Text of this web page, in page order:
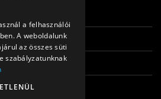
RÓLUNK
REFERENCIÁK
KAPCSOLAT
a felhasználói
A weboldalunk
az összes süti
szabályzatunknak